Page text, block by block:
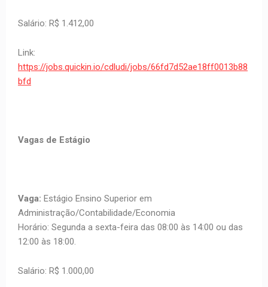
Salário: R$ 1.412,00
Link:
https://jobs.quickin.io/cdludi/jobs/66fd7d52ae18ff0013b88
bfd
Vagas de Estágio
Vaga: Estágio Ensino Superior em
Administração/Contabilidade/Economia
Horário: Segunda a sexta-feira das 08:00 às 14:00 ou das
12:00 às 18:00.
Salário: R$ 1.000,00